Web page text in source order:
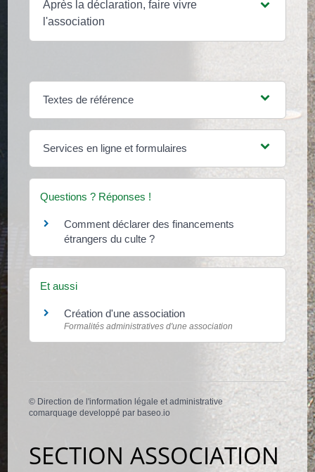
Après la déclaration, faire vivre
l'association
Textes de référence
Services en ligne et formulaires
Questions ? Réponses !
Comment déclarer des financements
étrangers du culte ?
Et aussi
Création d'une association
Formalités administratives d'une association
© Direction de l'information légale et administrative
comarquage developpé par baseo.io
SECTION ASSOCIATION